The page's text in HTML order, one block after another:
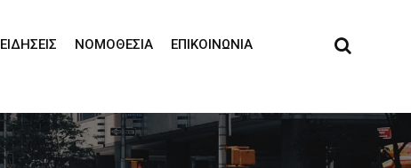
ΕΙΔΉΣΕΙΣ ΝΟΜΟΘΕΣΊΑ ΕΠΙΚΟΙΝΩΝΊΑ